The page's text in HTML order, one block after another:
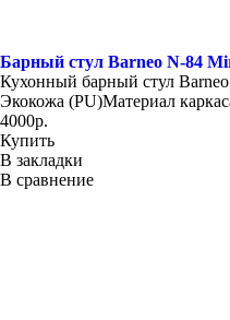
Барный стул Barneo N-84
Кухонный барный стул
Экокожа (PU)Материал
4000р.
Купить
В закладки
В сравнение